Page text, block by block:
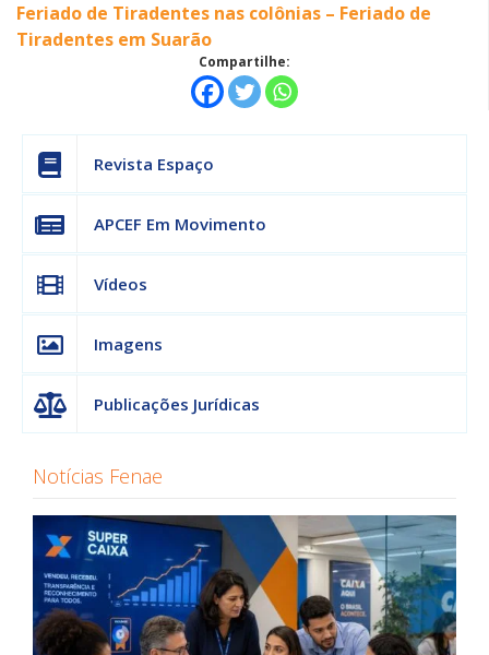
Feriado de Tiradentes nas colônias – Feriado de
Tiradentes em Suarão
Compartilhe:
Revista Espaço
APCEF Em Movimento
Vídeos
Imagens
Publicações Jurídicas
Notícias Fenae